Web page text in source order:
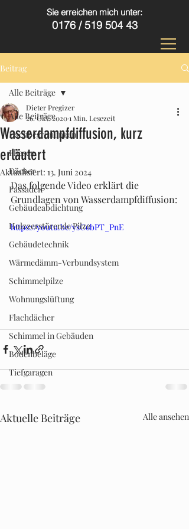
Sie erreichen mich unter:
0176 /519 504 43
Beitrag
Alle Beiträge
Dachbegrünungen
Fliesen
Dächer
Fassaden
Gebäudeabdichtung
Holzzerstörende Pilze
Gebäudetechnik
Wärmedämm-Verbundsystem
Schimmelpilze
Wohnungslüftung
Flachdächer
Schimmel in Gebäuden
Bodenbeläge
Tiefgaragen
Alle Beiträge
Wasserdampfdiffusion, kurz
erläutert
Dieter Pregizer
26. Okt. 20201 Min. Lesezeit
Aktualisiert: 13. Juni 2024
Das folgende Video erklärt die
Grundlagen von Wasserdampfdiffusion:
https://youtu.be/ysC6bPT_PnE
Aktuelle Beiträge Alle ansehen